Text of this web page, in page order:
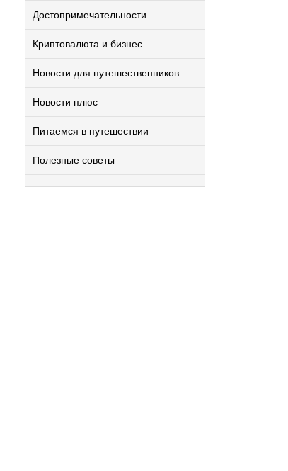
Достопримечательности
Криптовалюта и бизнес
Новости для путешественников
Новости плюс
Питаемся в путешествии
Полезные советы